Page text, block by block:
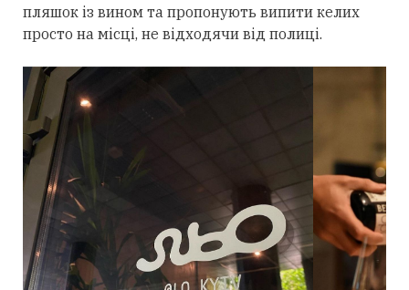
пляшок із вином та пропонують випити келих
просто на місці, не відходячи від полиці.